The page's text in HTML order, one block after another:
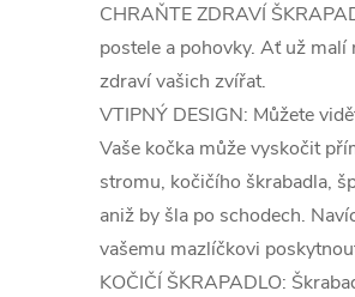
CHRAŇTE ZDRAVÍ
postele a pohovky. Ať už
zdraví vašich zvířat.
VTIPNÝ DESIGN: Můžete
Vaše kočka může vyskočit
stromu, kočičího škrabadla,
aniž by šla po schodech.
vašemu mazlíčkovi
KOČIČÍ ŠKRAPADLO: